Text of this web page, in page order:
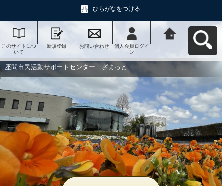
ひらがなをつける
このサイトにつ
いて
新規登録 お問い合わせ
個人会員ログイ
ン
ー ざまっとへ
座間市民活動サポートセンター ざまっと